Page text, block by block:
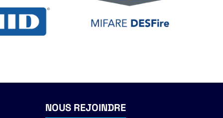
NOUS REJOINDRE